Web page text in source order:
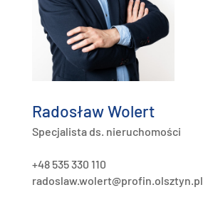
Radosław Wolert
Specjalista ds. nieruchomości
+48 535 330 110
radoslaw.wolert@profin.olsztyn.pl